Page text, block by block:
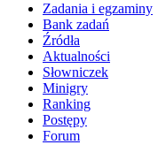
Zadania i egzaminy
Bank zadań
Źródła
Aktualności
Słowniczek
Minigry
Ranking
Postępy
Forum